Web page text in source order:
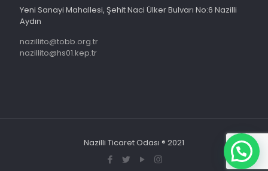
Yeni Sanayi Mahallesi, Şehit Naci Ülker Bulvarı No:6 Nazilli
Aydın
nazillito@tobb.org.tr
nazillito@hs01.kep.tr
Nazilli Ticaret Odası ® 2021